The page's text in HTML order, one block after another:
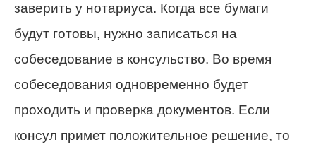
заверить у нотариуса. Когда все бумаги
будут готовы, нужно записаться на
собеседование в консульство. Во время
собеседования одновременно будет
проходить и проверка документов. Если
консул примет положительное решение, то